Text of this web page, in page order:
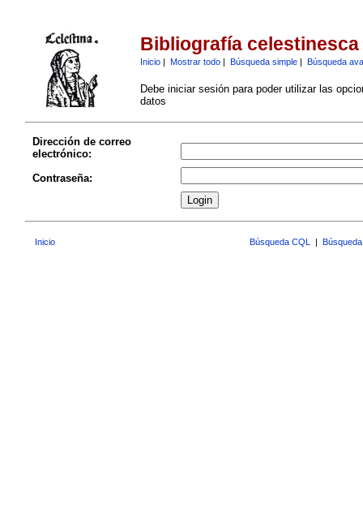
Bibliografía celestinesca
Inicio| Mostrar todo| Búsqueda simple| Búsqueda
Debe iniciar sesión para poder utilizar las
datos
Dirección de correo
electrónico:
Contraseña:
Inicio Búsqueda CQL |